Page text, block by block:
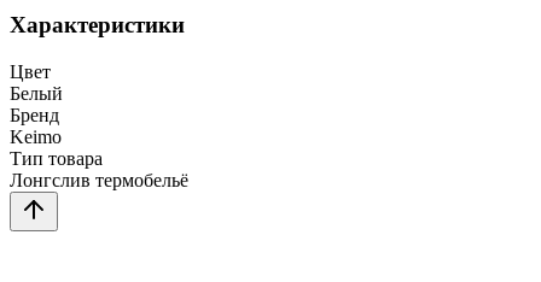
Характеристики
Цвет
Белый
Бренд
Keimo
Тип товара
Лонгслив термобельё